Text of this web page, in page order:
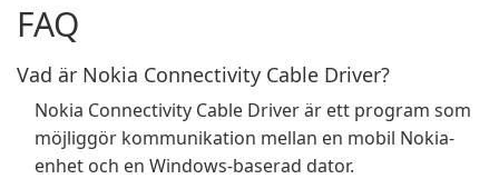
FAQ
Vad är Nokia Connectivity Cable Driver?
Nokia Connectivity Cable Driver är ett program som
möjliggör kommunikation mellan en mobil Nokia-
enhet och en Windows-baserad dator.